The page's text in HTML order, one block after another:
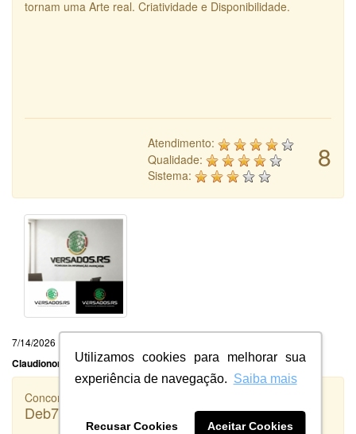
Utilizamos cookies para melhorar sua
experiência de navegação. Saiba mais
Recusar Cookies Aceitar Cookies
tornam uma Arte real. Criatividade e Disponibilidade.
8
Atendimento:
Qualidade:
Sistema:
7/14/2026
Claudionor Ventura Oliveira Ltda
Concorrência
Deb7 Agropecuária